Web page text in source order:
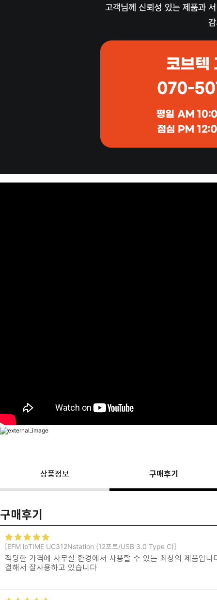
상품정보 구매후기
구매후기
[EFM ipTIME UC312Nstation (12포트/USB 3.0 Type C)]
적당한 가격에 사무실 환경에서 사용할 수 있는 최상의 제품입
결해서 잘사용하고 있습니다